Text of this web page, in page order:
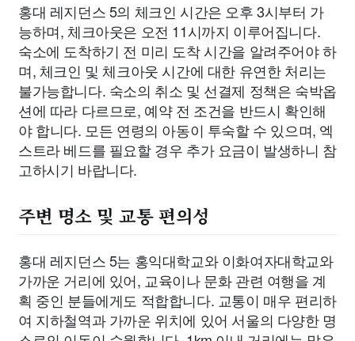
홍대 레지던스 5의 체크인 시간은 오후 3시부터 가
능하며, 체크아웃은 오전 11시까지 이루어집니다.
숙소에 도착하기 전 미리 도착 시간을 알려주어야 하
며, 체크인 및 체크아웃 시간에 대한 유연한 처리는
불가능합니다. 숙소의 취소 및 선결제 정책은 숙박옵
션에 따라 다르므로, 예약 전 조건을 반드시 확인해
야 합니다. 모든 연령의 아동이 투숙할 수 있으며, 엑
스트라 베드를 필요할 경우 추가 요금이 발생하니 참
고하시기 바랍니다.
주변 명소 및 교통 편의성
홍대 레지던스 5는 홍익대학교와 이화여자대학교와
가까운 거리에 있어, 교육이나 문화 관련 여행을 계
획 중인 분들에게도 적합합니다. 교통이 매우 편리하
여 지하철역과 가까운 위치에 있어 서울의 다양한 명